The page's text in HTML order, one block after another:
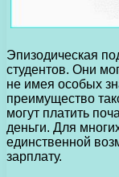
Эпизодическая
студентов. Они
не имея особых
преимущество
могут платить
деньги. Для
единственной
зарплату.